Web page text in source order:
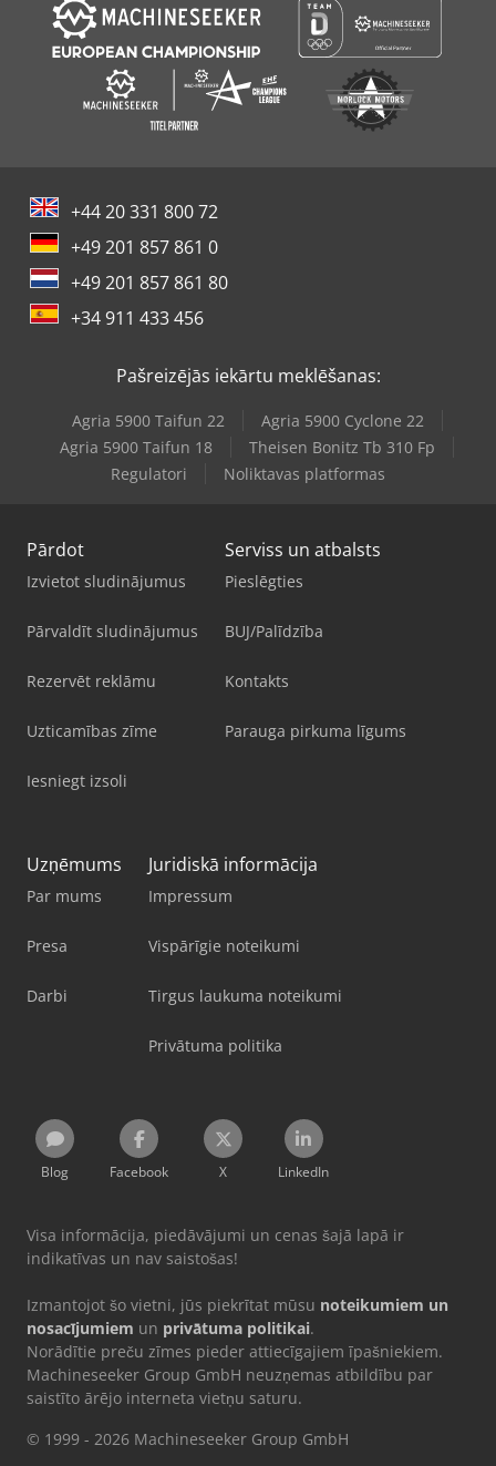
+44 20 331 800 72
+49 201 857 861 0
+49 201 857 861 80
+34 911 433 456
Pašreizējās iekārtu meklēšanas:
Agria 5900 Taifun 22
Agria 5900 Cyclone 22
Agria 5900 Taifun 18
Theisen Bonitz Tb 310 Fp
Regulatori
Noliktavas platformas
Pārdot
Izvietot sludinājumus
Pārvaldīt sludinājumus
Rezervēt reklāmu
Uzticamības zīme
Iesniegt izsoli
Serviss un atbalsts
Pieslēgties
BUJ/Palīdzība
Kontakts
Parauga pirkuma līgums
Uzņēmums
Par mums
Presa
Darbi
Juridiskā informācija
Impressum
Vispārīgie noteikumi
Tirgus laukuma noteikumi
Privātuma politika
Blog Facebook X LinkedIn
Visa informācija, piedāvājumi un cenas šajā lapā ir
indikatīvas un nav saistošas!
Izmantojot šo vietni, jūs piekrītat mūsu noteikumiem un
nosacījumiem un privātuma politikai.
Norādītie preču zīmes pieder attiecīgajiem īpašniekiem.
Machineseeker Group GmbH neuzņemas atbildību par
saistīto ārējo interneta vietņu saturu.
© 1999 - 2026 Machineseeker Group GmbH